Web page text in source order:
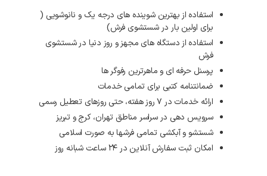
استفاده از بهترین شوینده های درجه یک و نانوشویی (
برای اولین بار در شستشوی فرش)
استفاده از دستگاه های مجهز و روز دنیا در شستشوی
فرش
پرسنل حرفه ای و ماهرترین رفوگر ها
ضمانتنامه کتبی برای تمامی خدمات
ارائه خدمات در ۷ روز هفته، حتی روزهای تعطیل رسمی
سرویس دهی در سراسر مناطق تهران، کرج و تبریز
شستشو و آبکشی تمامی فرشها به صورت اسلامی
امکان ثبت سفارش آنلاین در ۲۴ ساعت شبانه روز